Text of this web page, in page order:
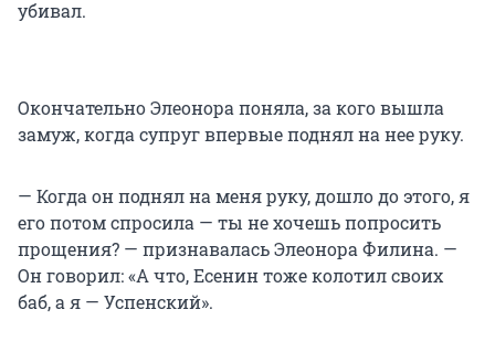
убивал.
Окончательно Элеонора поняла, за кого вышла
замуж, когда супруг впервые поднял на нее руку.
— Когда он поднял на меня руку, дошло до этого, я
его потом спросила — ты не хочешь попросить
прощения? — признавалась Элеонора Филина. —
Он говорил: «А что, Есенин тоже колотил своих
баб, а я — Успенский».